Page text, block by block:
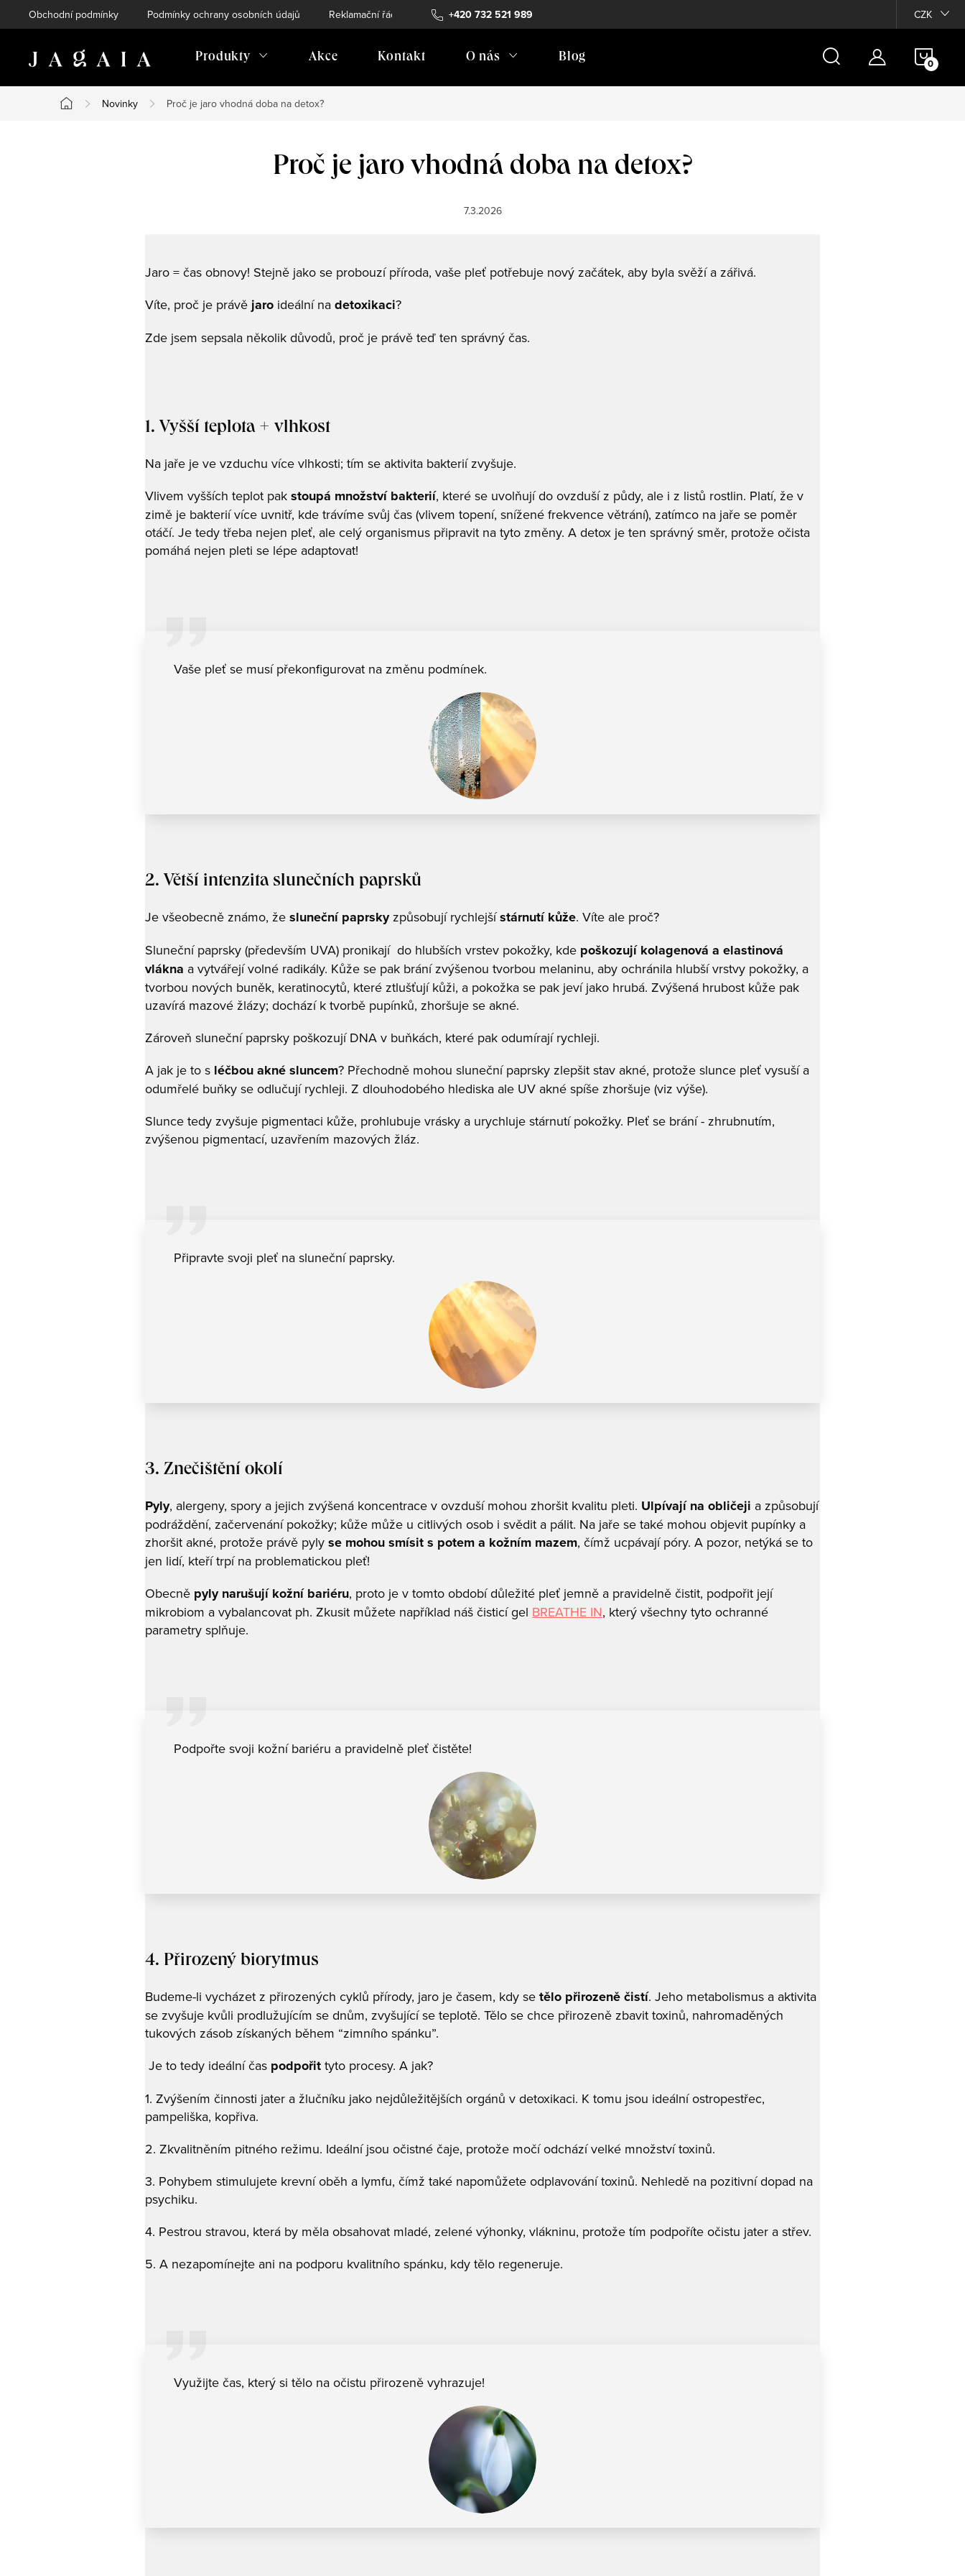
na
+420 732 521 989
Obchodní podmínky Podmínky ochrany osobních údajů Reklamační řád Vrácení zboží Doprava CZK
Produkty Akce Kontakt O nás Blog
Domů
Novinky Proč je jaro vhodná doba na detox?
Proč je jaro vhodná doba na detox?
7.3.2026
Jaro = čas obnovy! Stejně jako se probouzí příroda, vaše pleť potřebuje nový začátek, aby byla svěží a zářivá.
Víte, proč je právě jaro ideální na detoxikaci?
Zde jsem sepsala několik důvodů, proč je právě teď ten správný čas.
1. Vyšší teplota + vlhkost
Na jaře je ve vzduchu více vlhkosti; tím se aktivita bakterií zvyšuje.
Vlivem vyšších teplot pak stoupá množství bakterií, které se uvolňují do ovzduší z půdy, ale i z listů rostlin. Platí, že v
zimě je bakterií více uvnitř, kde trávíme svůj čas (vlivem topení, snížené frekvence větrání), zatímco na jaře se poměr
otáčí. Je tedy třeba nejen pleť, ale celý organismus připravit na tyto změny. A detox je ten správný směr, protože očista
pomáhá nejen pleti se lépe adaptovat!
Vaše pleť se musí překonfigurovat na změnu podmínek.
2. Větší intenzita slunečních paprsků
Je všeobecně známo, že sluneční paprskyzpůsobují rychlejšístárnutí kůže. Víte ale proč?
Sluneční paprsky (především UVA) pronikají do hlubších vrstev pokožky, kde poškozují kolagenová a elastinová
vlákna a vytvářejí volné radikály. Kůže se pak brání zvýšenou tvorbou melaninu, aby ochránila hlubší vrstvy pokožky, a
tvorbou nových buněk, keratinocytů, které ztlušťují kůži, a pokožka se pak jeví jako hrubá. Zvýšená hrubost kůže pak
uzavírá mazové žlázy; dochází k tvorbě pupínků, zhoršuje se akné.
Zároveň sluneční paprsky poškozují DNA v buňkách, které pak odumírají rychleji.
A jak je to s léčbou akné sluncem? Přechodně mohou sluneční paprsky zlepšit stav akné, protože slunce pleť vysuší a
odumřelé buňky se odlučují rychleji. Z dlouhodobého hlediska ale UV akné spíše zhoršuje (viz výše).
Slunce tedy zvyšuje pigmentaci kůže, prohlubuje vrásky a urychluje stárnutí pokožky. Pleť se brání - zhrubnutím,
zvýšenou pigmentací, uzavřením mazových žláz.
Připravte svoji pleť na sluneční paprsky.
3. Znečištění okolí
Pyly, alergeny, spory a jejich zvýšená koncentrace v ovzduší mohou zhoršit kvalitu pleti. Ulpívají na obličeji a způsobují
podráždění, začervenání pokožky; kůže může u citlivých osob i svědit a pálit. Na jaře se také mohou objevit pupínky a
zhoršit akné, protože právě pyly se mohou smísit s potem a kožním mazem, čímž ucpávají póry. A pozor, netýká se to
jen lidí, kteří trpí na problematickou pleť!
Obecně pyly narušují kožní bariéru, proto je v tomto období důležité pleť jemně a pravidelně čistit, podpořit její
mikrobiom a vybalancovat ph. Zkusit můžete například náš čisticí gel BREATHE IN, který všechny tyto ochranné
parametry splňuje.
Podpořte svoji kožní bariéru a pravidelně pleť čistěte!
4. Přirozený biorytmus
Budeme-li vycházet z přirozených cyklů přírody, jaro je časem, kdy se tělo přirozeně čistí. Jeho metabolismus a aktivita
se zvyšuje kvůli prodlužujícím se dnům, zvyšující se teplotě. Tělo se chce přirozeně zbavit toxinů, nahromaděných
tukových zásob získaných během “zimního spánku”.
Je to tedy ideální čas podpořit tyto procesy. A jak?
1. Zvýšením činnosti jater a žlučníku jako nejdůležitějších orgánů v detoxikaci. K tomu jsou ideální ostropestřec,
pampeliška, kopřiva.
2. Zkvalitněním pitného režimu. Ideální jsou očistné čaje, protože močí odchází velké množství toxinů.
3. Pohybem stimulujete krevní oběh a lymfu, čímž také napomůžete odplavování toxinů. Nehledě na pozitivní dopad na
psychiku.
4. Pestrou stravou, která by měla obsahovat mladé, zelené výhonky, vlákninu, protože tím podpoříte očistu jater a střev.
5. A nezapomínejte ani na podporu kvalitního spánku, kdy tělo regeneruje.
Využijte čas, který si tělo na očistu přirozeně vyhrazuje!